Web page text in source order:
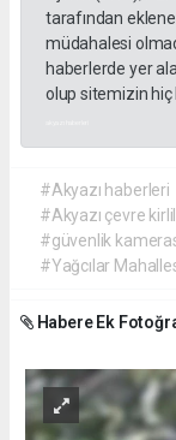
tarafından
müdahalesi
haberlerde yer
olup sitemizin
#Akyazı haberleri
#Akyazı çevre
#güvenlik
#Yağcılar
Habere Ek